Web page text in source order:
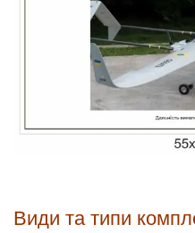
Види та типи